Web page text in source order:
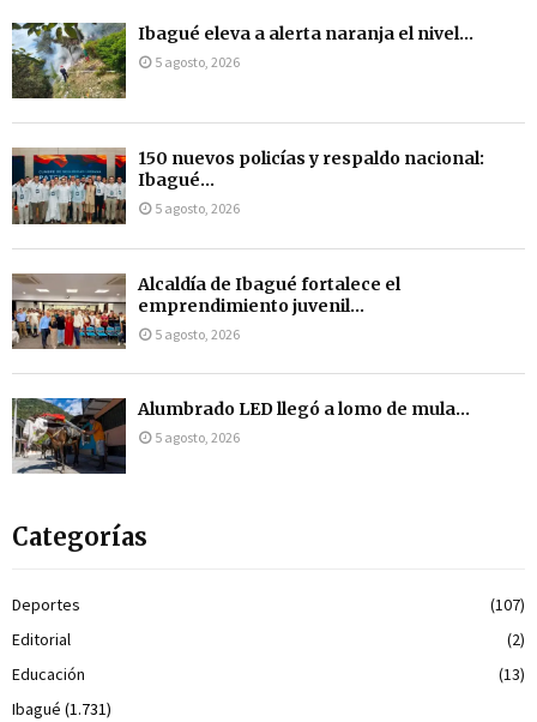
Ibagué eleva a alerta naranja el nivel...
5 agosto, 2026
150 nuevos policías y respaldo nacional:
Ibagué...
5 agosto, 2026
Alcaldía de Ibagué fortalece el
emprendimiento juvenil...
5 agosto, 2026
Alumbrado LED llegó a lomo de mula...
5 agosto, 2026
Categorías
Deportes
(107)
Editorial
(2)
Educación
(13)
Ibagué (1.731)